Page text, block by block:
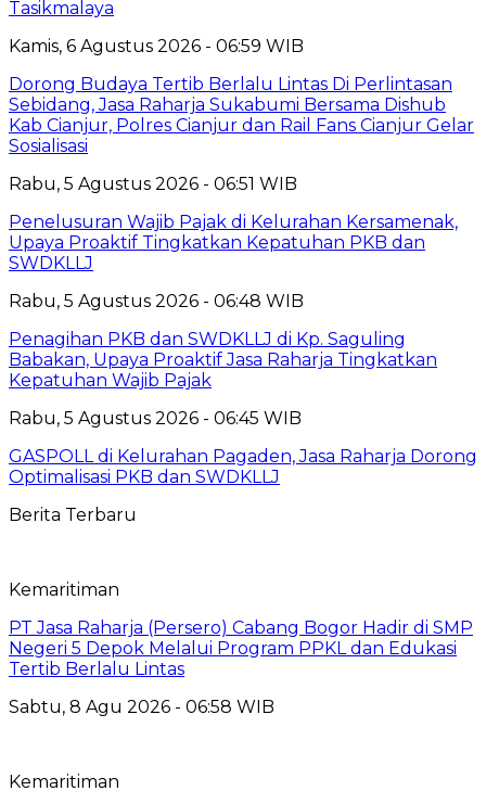
Tasikmalaya
Kamis, 6 Agustus 2026 - 06:59 WIB
Dorong Budaya Tertib Berlalu Lintas Di Perlintasan
Sebidang, Jasa Raharja Sukabumi Bersama Dishub
Kab Cianjur, Polres Cianjur dan Rail Fans Cianjur Gelar
Sosialisasi
Rabu, 5 Agustus 2026 - 06:51 WIB
Penelusuran Wajib Pajak di Kelurahan Kersamenak,
Upaya Proaktif Tingkatkan Kepatuhan PKB dan
SWDKLLJ
Rabu, 5 Agustus 2026 - 06:48 WIB
Penagihan PKB dan SWDKLLJ di Kp. Saguling
Babakan, Upaya Proaktif Jasa Raharja Tingkatkan
Kepatuhan Wajib Pajak
Rabu, 5 Agustus 2026 - 06:45 WIB
GASPOLL di Kelurahan Pagaden, Jasa Raharja Dorong
Optimalisasi PKB dan SWDKLLJ
Berita Terbaru
Kemaritiman
PT Jasa Raharja (Persero) Cabang Bogor Hadir di SMP
Negeri 5 Depok Melalui Program PPKL dan Edukasi
Tertib Berlalu Lintas
Sabtu, 8 Agu 2026 - 06:58 WIB
Kemaritiman